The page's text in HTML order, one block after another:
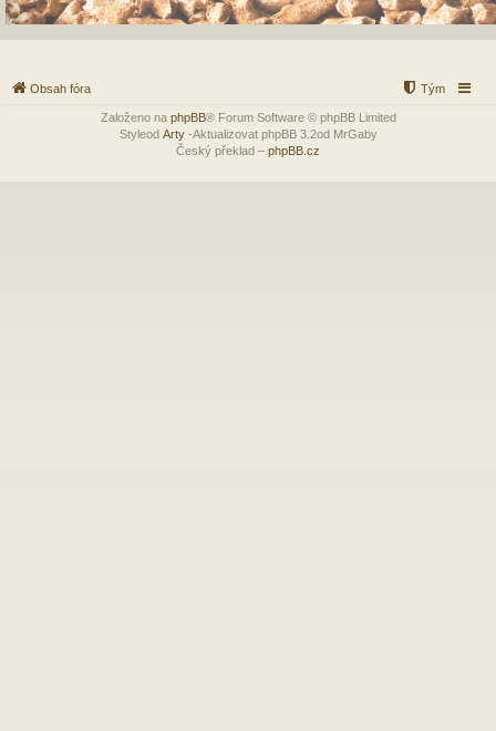
Obsah fóra Tým
Založeno na phpBB® Forum Software © phpBB Limited
Styleod Arty-Aktualizovat phpBB 3.2od MrGaby
Český překlad – phpBB.cz